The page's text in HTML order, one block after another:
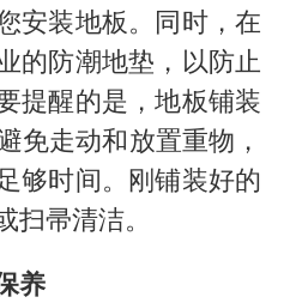
安装地板。同时，在
的防潮地垫，以防止
提醒的是，地板铺装
免走动和放置重物，
够时间。刚铺装好的
帚清洁。
养